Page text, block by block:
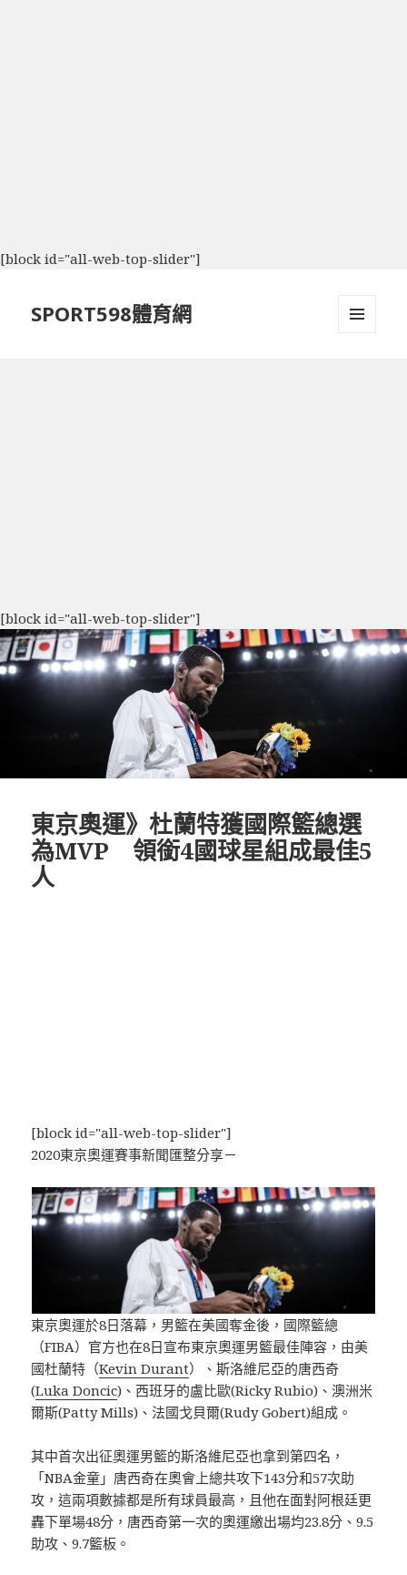
[block id="all-web-top-slider"]
SPORT598體育網
[block id="all-web-top-slider"]
東京奧運》杜蘭特獲國際籃總選
為MVP 領銜4國球星組成最佳5
人
[block id="all-web-top-slider"]
2020東京奧運賽事新聞匯整分享－
東京奧運於8日落幕，男籃在美國奪金後，國際籃總
（FIBA）官方也在8日宣布東京奧運男籃最佳陣容，由美
國杜蘭特（Kevin Durant）、斯洛維尼亞的唐西奇
(Luka Doncic)、西班牙的盧比歐(Ricky Rubio)、澳洲米
爾斯(Patty Mills)、法國戈貝爾(Rudy Gobert)組成。
其中首次出征奧運男籃的斯洛維尼亞也拿到第四名，
「NBA金童」唐西奇在奧會上總共攻下143分和57次助
攻，這兩項數據都是所有球員最高，且他在面對阿根廷更
轟下單場48分，唐西奇第一次的奧運繳出場均23.8分、9.5
助攻、9.7籃板。